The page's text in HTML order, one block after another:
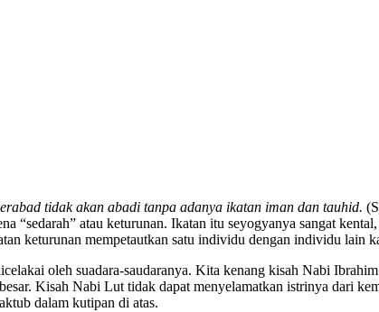
tidak akan abadi tanpa adanya ikatan iman dan tauhid.
“sedarah” atau keturunan. Ikatan itu seyogyanya sangat
keturunan mempetautkan satu individu dengan individu lain
oleh suadara-saudaranya. Kita kenang kisah Nabi
Kisah Nabi Lut tidak dapat menyelamatkan istrinya dari
dalam kutipan di atas.